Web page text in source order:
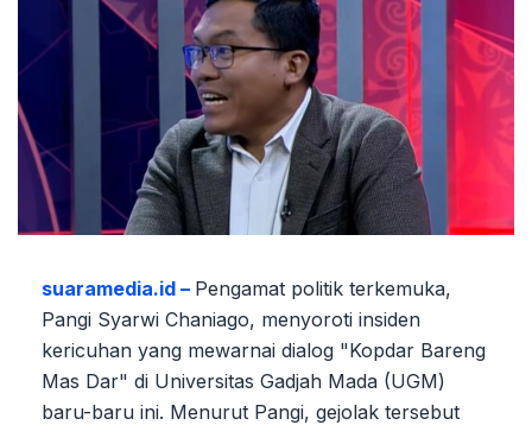
suaramedia.id – Pengamat politik terkemuka,
Pangi Syarwi Chaniago, menyoroti insiden
kericuhan yang mewarnai dialog "Kopdar Bareng
Mas Dar" di Universitas Gadjah Mada (UGM)
baru-baru ini. Menurut Pangi, gejolak tersebut